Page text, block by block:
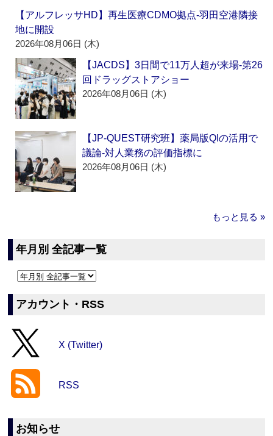
【アルフレッサHD】再生医療CDMO拠点‐羽田空港隣接
地に開設
2026年08月06日 (木)
【JACDS】3日間で11万人超が来場‐第26
回ドラッグストアショー
2026年08月06日 (木)
【JP-QUEST研究班】薬局版QIの活用で
議論‐対人業務の評価指標に
2026年08月06日 (木)
もっと見る »
年月別 全記事一覧
アカウント・RSS
X (Twitter)
RSS
お知らせ